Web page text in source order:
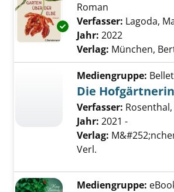
Exemplar-Details von
Roman
Verfasser: Lagoda,
Jahr: 2022
Verlag: München,
Mediengruppe:
Die Hofgärtnerin
Verfasser:
Jahr: 2021 -
Verlag:
Verl.
Mediengruppe: